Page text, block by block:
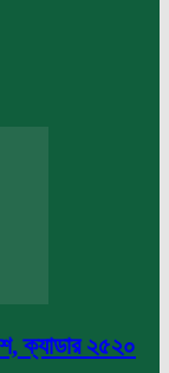
ক্যাডার ২৫২০